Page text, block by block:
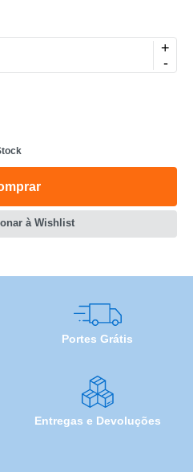
+
-
à Wishlist
Portes Grátis
Entregas e Devoluções